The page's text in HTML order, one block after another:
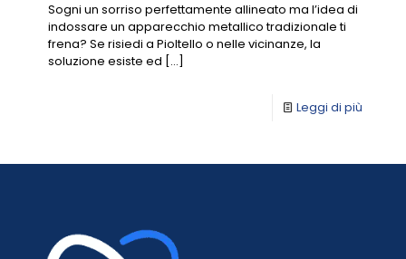
Sogni un sorriso perfettamente allineato ma l’idea di
indossare un apparecchio metallico tradizionale ti
frena? Se risiedi a Pioltello o nelle vicinanze, la
soluzione esiste ed […]
Leggi di più